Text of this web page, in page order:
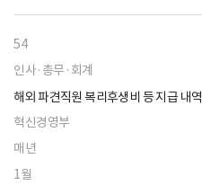
54
인사·총무·회계
해외 파견직원 복리후생비 등 지급 내역
혁신경영부
매년
1월